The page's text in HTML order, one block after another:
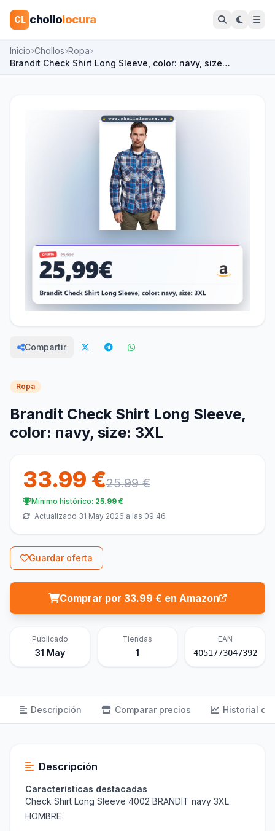
CL chollolocura
Inicio Chollos Ropa
Brandit Check Shirt Long Sleeve, color: navy, size…
Compartir
Ropa
Brandit Check Shirt Long Sleeve,
color: navy, size: 3XL
33.99 €25.99 €
Mínimo histórico: 25.99 €
Actualizado 31 May 2026 a las 09:46
Guardar oferta
Comprar por 33.99 € en Amazon
Publicado
31 May
Tiendas
1
EAN
4051773047392
Descripción Comparar precios Historial de
Descripción
Características destacadas
Check Shirt Long Sleeve 4002 BRANDIT navy 3XL
HOMBRE